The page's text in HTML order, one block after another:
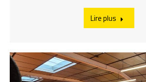
Lire plus